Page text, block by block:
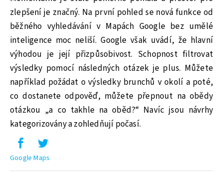
zlepšení je značný. Na první pohled se nová funkce od
běžného vyhledávání v Mapách Google bez umělé
inteligence moc neliší. Google však uvádí, že hlavní
výhodou je její přizpůsobivost. Schopnost filtrovat
výsledky pomocí následných otázek je plus. Můžete
například požádat o výsledky brunchů v okolí a poté,
co dostanete odpověď, můžete přepnout na obědy
otázkou „a co takhle na oběd?“ Navíc jsou návrhy
kategorizovány a zohledňují počasí.
Google Maps